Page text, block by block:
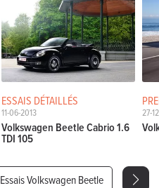
ESSAIS DÉTAILLÉS
11-06-2013
Volkswagen Beetle Cabrio 1.6
TDI 105
27-
Essais Volkswagen Beetle